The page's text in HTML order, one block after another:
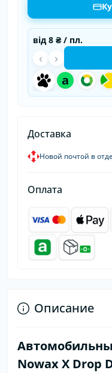
від 8 ₴ / пл.
‹
a
›
Доставка
Новой почтой в
Оплата
Описание
Nowax X Drop